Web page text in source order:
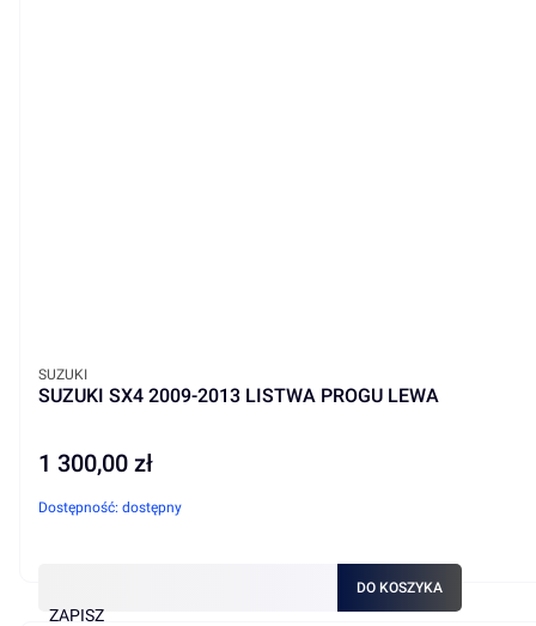
SUZUKI SX4 2009-2013 LISTWA PROGU LEWA
PRODUCENT
SUZUKI
Cena
1 300,00 zł
Dostępność: dostępny
ZAPISZ
DO KOSZYKA